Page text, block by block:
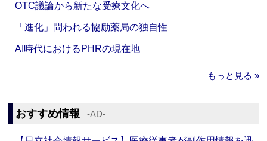
OTC議論から新たな受療文化へ
「進化」問われる協励薬局の独自性
AI時代におけるPHRの現在地
もっと見る »
おすすめ情報 ‐AD‐